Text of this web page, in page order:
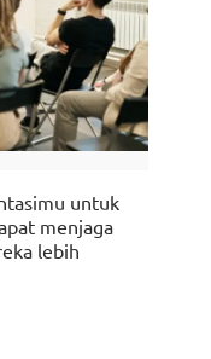
untuk
menjaga
lebih